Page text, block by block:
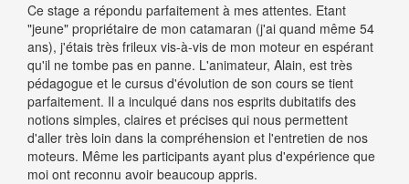
Ce stage a répondu parfaitement à mes attentes. Etant
"jeune" propriétaire de mon catamaran (j'ai quand même 54
ans), j'étais très frileux vis-à-vis de mon moteur en espérant
qu'il ne tombe pas en panne. L'animateur, Alain, est très
pédagogue et le cursus d'évolution de son cours se tient
parfaitement. Il a inculqué dans nos esprits dubitatifs des
notions simples, claires et précises qui nous permettent
d'aller très loin dans la compréhension et l'entretien de nos
moteurs. Même les participants ayant plus d'expérience que
moi ont reconnu avoir beaucoup appris.